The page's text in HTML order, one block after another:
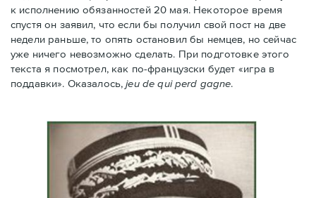
к исполнению обязанностей 20 мая. Hекоторое время
спустя oн заявил, что если бы получил свой пост на две
недели раньше, то опять остановил бы немцев, но сейчас
уже ничего невозможно сделать. При подготовке этого
текста я посмотрел, как по-французски будет «игра в
поддавки». Оказалось,jeu de qui perd gagne.